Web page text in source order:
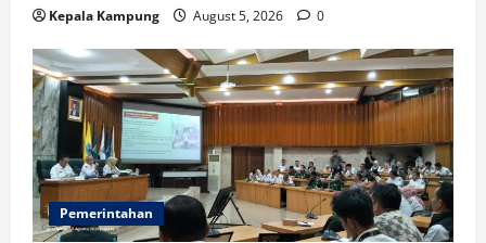
Kepala Kampung August 5, 2026 0
Pemerintahan